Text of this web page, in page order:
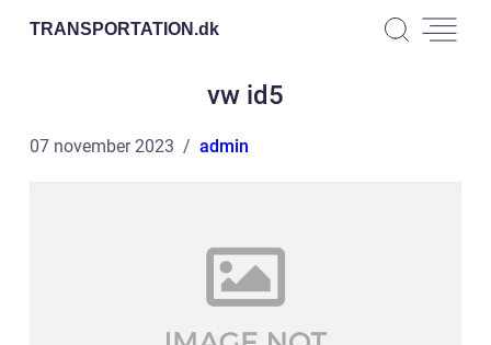
TRANSPORTATION.dk
vw id5
07 november 2023 admin